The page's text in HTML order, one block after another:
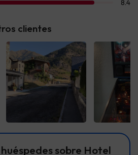
clientes
sobre Hotel